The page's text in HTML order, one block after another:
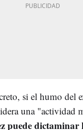
si el humo del
una "actividad
puede